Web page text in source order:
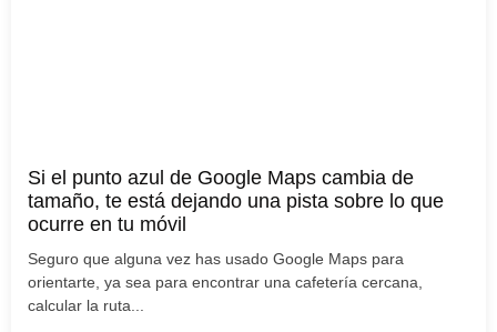
Si el punto azul de Google Maps cambia de
tamaño, te está dejando una pista sobre lo que
ocurre en tu móvil
Seguro que alguna vez has usado Google Maps para
orientarte, ya sea para encontrar una cafetería cercana,
calcular la ruta...